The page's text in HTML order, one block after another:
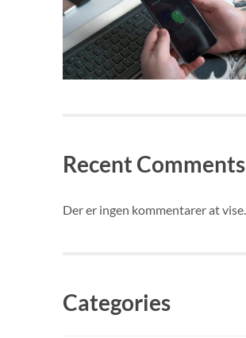
Recent Comments
Der er ingen kommentarer at vise.
Categories